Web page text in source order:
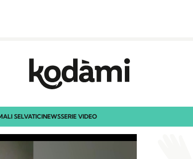
SELVATICINEWSSERIE VIDEO